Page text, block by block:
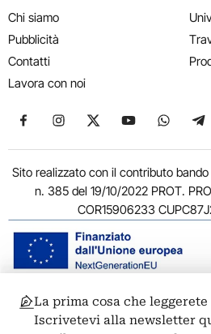
Chi siamo
Pubblicità
Contatti
Lavora con noi
Seguici su Facebook
Seguici su Instagram
Seguici su X
Seguici su
Seguici
Sito realizzato con il contributo
n. 385 del 19/10/2022 PROT.
COR15906233
© 2011-2026 ARTRIBUNE srl – Corso
00186 Roma - P.I. 11381581005
La prima cosa che
Iscrivetevi alla newsletter